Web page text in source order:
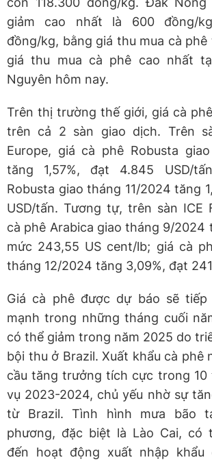
giảm cao nhất là 600 đồng/
đồng/kg, bằng giá thu mua cà phê
giá thu mua cà phê cao nhất
Nguyên hôm nay.
Trên thị trường thế giới, giá cà
trên cả 2 sàn giao dịch. Trên
Europe, giá cà phê Robusta
tăng 1,57%, đạt 4.845 USD/
Robusta giao tháng 11/2024 tăng
USD/tấn. Tương tự, trên sàn ICE
cà phê Arabica giao tháng 9/2024
mức 243,55 US cent/lb; giá cà
tháng 12/2024 tăng 3,09%, đạt
Giá cà phê được dự báo sẽ
mạnh trong những tháng cuối
có thể giảm trong năm 2025 do
bội thu ở Brazil. Xuất khẩu cà phê
cầu tăng trưởng tích cực trong 10
vụ 2023-2024, chủ yếu nhờ sự
từ Brazil. Tình hình mưa bão
phương, đặc biệt là Lào Cai, có
đến hoạt động xuất nhập khẩu